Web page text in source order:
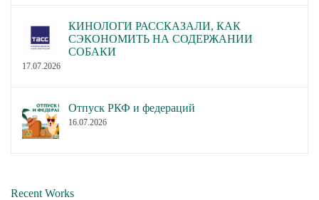
КИНОЛОГИ РАССКАЗАЛИ, КАК
СЭКОНОМИТЬ НА СОДЕРЖАНИИ
СОБАКИ
17.07.2026
Отпуск РКФ и федераций
16.07.2026
Recent Works